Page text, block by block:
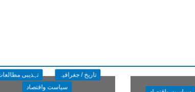
تاریخ / جغرافیہ
تہذیبی
سیاست واقتصاد